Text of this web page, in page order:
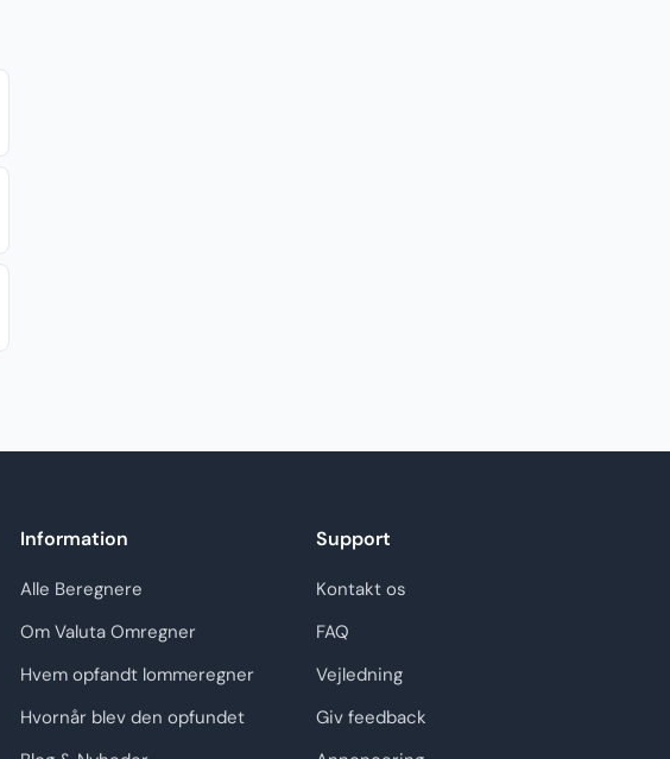
Information
Alle Beregnere
Om Valuta Omregner
Hvem opfandt lommeregner
Hvornår blev den opfundet
Support
Kontakt os
FAQ
Vejledning
Giv feedback